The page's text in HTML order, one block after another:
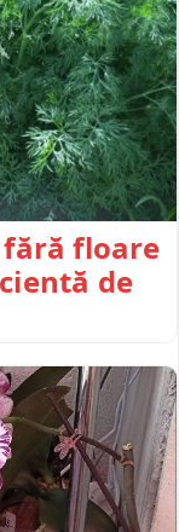
fără floare
de